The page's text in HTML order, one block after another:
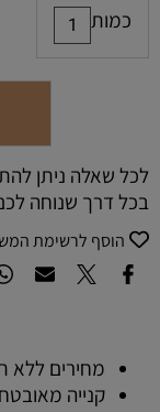
כמות
לכל שאלה ניתן
בכל דרך שנוחה
הוסף לרשימת
מחירים ללא
קנייה